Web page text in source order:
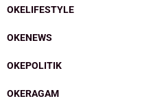
OKELIFESTYLE
OKENEWS
OKEPOLITIK
OKERAGAM